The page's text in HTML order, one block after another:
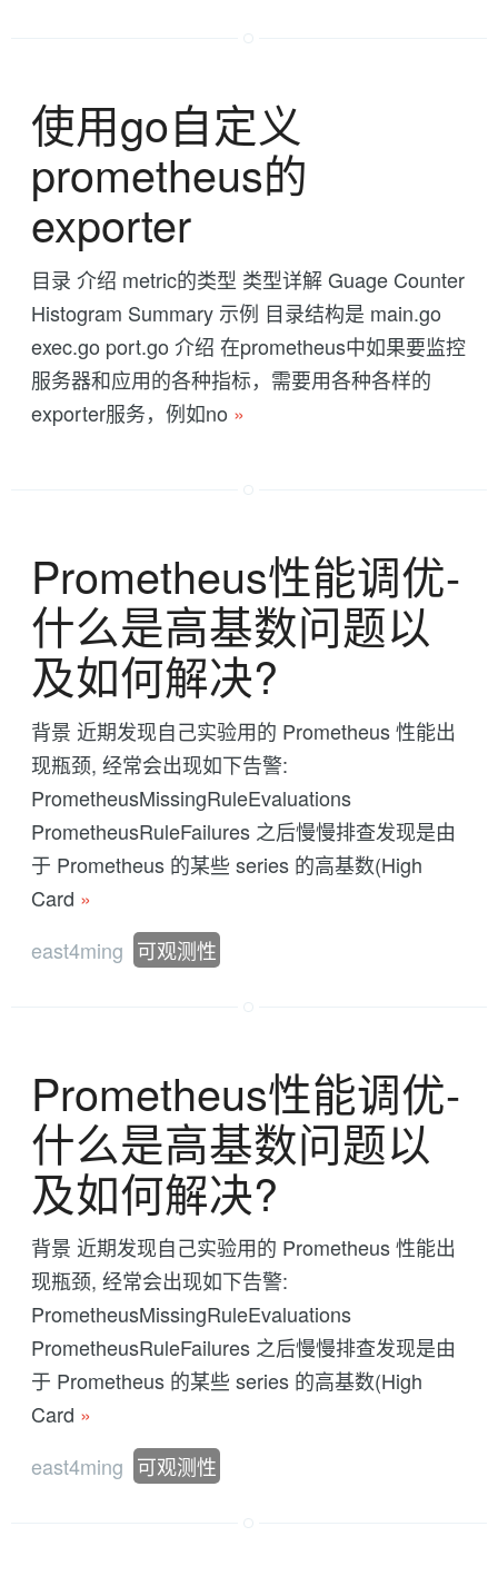
使用go自定义
prometheus的
exporter
目录 介绍 metric的类型 类型详解 Guage Counter
Histogram Summary 示例 目录结构是 main.go
exec.go port.go 介绍 在prometheus中如果要监控
服务器和应用的各种指标，需要用各种各样的
exporter服务，例如no »
Prometheus性能调优-
什么是高基数问题以
及如何解决?
背景 近期发现自己实验用的 Prometheus 性能出
现瓶颈, 经常会出现如下告警:
PrometheusMissingRuleEvaluations
PrometheusRuleFailures 之后慢慢排查发现是由
于 Prometheus 的某些 series 的高基数(High
Card »
east4ming 可观测性
Prometheus性能调优-
什么是高基数问题以
及如何解决?
背景 近期发现自己实验用的 Prometheus 性能出
现瓶颈, 经常会出现如下告警:
PrometheusMissingRuleEvaluations
PrometheusRuleFailures 之后慢慢排查发现是由
于 Prometheus 的某些 series 的高基数(High
Card »
east4ming 可观测性